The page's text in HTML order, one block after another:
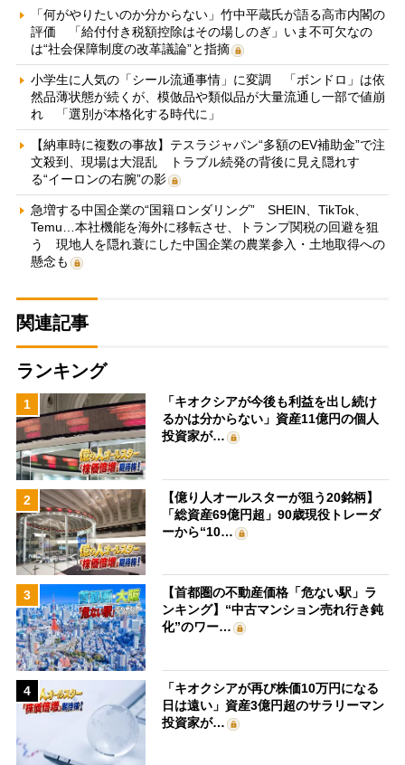
「何がやりたいのか分からない」竹中平蔵氏が語る高市内閣の
評価 「給付付き税額控除はその場しのぎ」いま不可欠なの
は“社会保障制度の改革議論”と指摘
小学生に人気の「シール流通事情」に変調 「ボンドロ」は依
然品薄状態が続くが、模倣品や類似品が大量流通し一部で値崩
れ 「選別が本格化する時代に」
【納車時に複数の事故】テスラジャパン“多額のEV補助金”で注
文殺到、現場は大混乱 トラブル続発の背後に見え隠れす
る“イーロンの右腕”の影
急増する中国企業の“国籍ロンダリング” SHEIN、TikTok、
Temu…本社機能を海外に移転させ、トランプ関税の回避を狙
う 現地人を隠れ蓑にした中国企業の農業参入・土地取得への
懸念も
関連記事
ランキング
1
「キオクシアが今後も利益を出し続け
るかは分からない」資産11億円の個人
投資家が…
2
【億り人オールスターが狙う20銘柄】
「総資産69億円超」90歳現役トレーダ
ーから“10…
3
【首都圏の不動産価格「危ない駅」ラ
ンキング】“中古マンション売れ行き鈍
化”のワー…
4
「キオクシアが再び株価10万円になる
日は遠い」資産3億円超のサラリーマン
投資家が…